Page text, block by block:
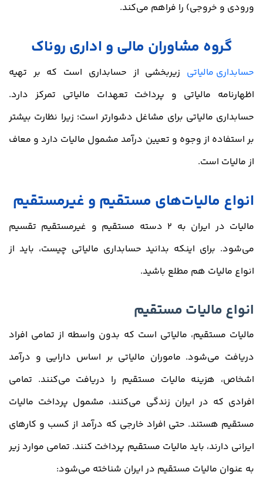
ورودی و خروجی) را فراهم می‌کند.
گروه مشاوران مالی و اداری روناک
حسابداری مالیاتی زیربخشی از حسابداری است که بر تهیه
اظهارنامه مالیاتی و پرداخت تعهدات مالیاتی تمرکز دارد.
حسابداری مالیاتی برای مشاغل دشوارتر است؛ زیرا نظارت بیشتر
بر استفاده از وجوه و تعیین درآمد مشمول مالیات دارد و معاف
از مالیات است.
انواع مالیات‌های مستقیم و غیرمستقیم
مالیات در ایران به 2 دسته مستقیم و غیرمستقیم تقسیم
می‌شود. برای اینکه بدانید حسابداری مالیاتی چیست، باید از
انواع مالیات هم مطلع باشید.
انواع مالیات مستقیم
مالیات مستقیم، مالیاتی است که بدون واسطه از تمامی افراد
دریافت می‌شود. ماموران مالیاتی بر اساس دارایی و درآمد
اشخاص، هزینه مالیات مستقیم را دریافت می‌کنند. تمامی
افرادی که در ایران زندگی می‌کنند، مشمول پرداخت مالیات
مستقیم هستند. حتی افراد خارجی که درآمد از کسب و کارهای
ایرانی دارند، باید مالیات مستقیم پرداخت کنند. تمامی موارد زیر
به عنوان مالیات مستقیم در ایران شناخته می‌شود: